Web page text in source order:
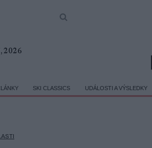
2026
SKI CLASSICS UDÁLOSTI A VÝSLEDKY